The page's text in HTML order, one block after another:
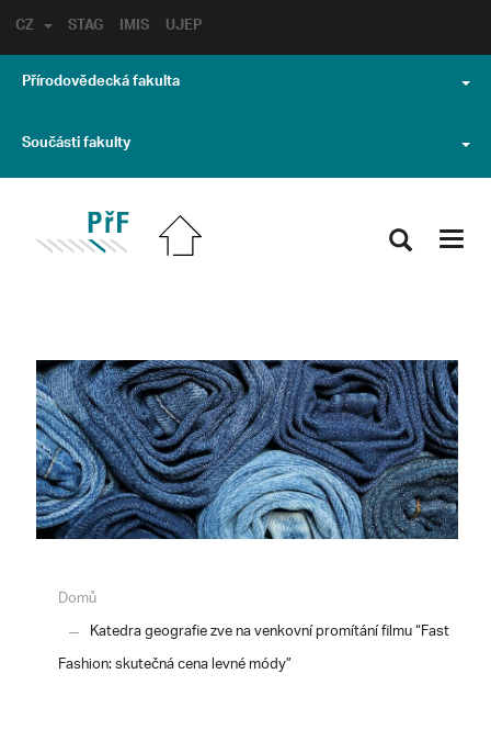
STAG IMIS UJEP
CZ
Přírodovědecká fakulta
Součásti fakulty
Domů
Katedra geografie zve na venkovní promítání filmu “Fast
Fashion: skutečná cena levné módy”